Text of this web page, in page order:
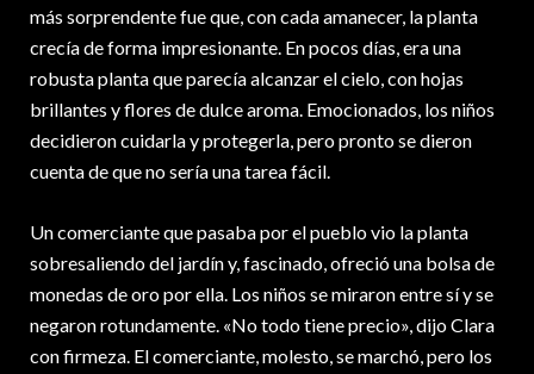
más sorprendente fue que, con cada amanecer, la planta
crecía de forma impresionante. En pocos días, era una
robusta planta que parecía alcanzar el cielo, con hojas
brillantes y flores de dulce aroma. Emocionados, los niños
decidieron cuidarla y protegerla, pero pronto se dieron
cuenta de que no sería una tarea fácil.
Un comerciante que pasaba por el pueblo vio la planta
sobresaliendo del jardín y, fascinado, ofreció una bolsa de
monedas de oro por ella. Los niños se miraron entre sí y se
negaron rotundamente. «No todo tiene precio», dijo Clara
con firmeza. El comerciante, molesto, se marchó, pero los